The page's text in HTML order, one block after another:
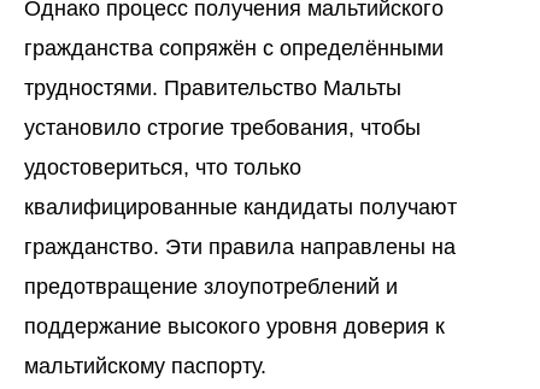
Однако процесс получения мальтийского
гражданства сопряжён с определёнными
трудностями. Правительство Мальты
установило строгие требования, чтобы
удостовериться, что только
квалифицированные кандидаты получают
гражданство. Эти правила направлены на
предотвращение злоупотреблений и
поддержание высокого уровня доверия к
мальтийскому паспорту.